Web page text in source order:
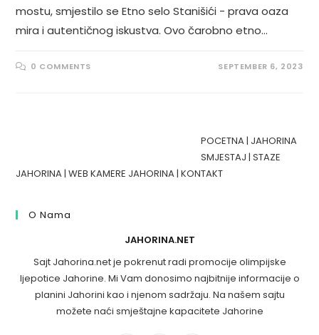
mostu, smjestilo se Etno selo Stanišići - prava oaza
mira i autentičnog iskustva. Ovo čarobno etno…
0 COMMENTS SEPTEMBER 6, 2023
POCETNA| JAHORINA
SMJESTAJ |STAZE
JAHORINA|WEB KAMERE JAHORINA|KONTAKT
O Nama
JAHORINA.NET
Sajt Jahorina.net je pokrenut radi promocije olimpijske
ljepotice Jahorine. Mi Vam donosimo najbitnije informacije o
planini Jahorini kao i njenom sadržaju. Na našem sajtu
možete naći smještajne kapacitete Jahorine